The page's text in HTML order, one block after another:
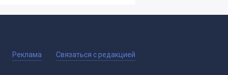
Реклама Связаться с редакцией